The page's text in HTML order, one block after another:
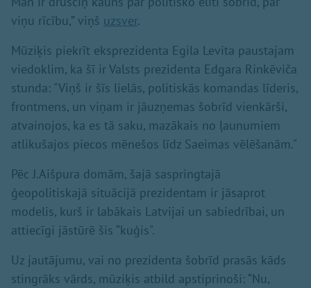
viņu rīcību,” viņš uzsver.
Mūziķis piekrīt eksprezidenta Egila Levita paustajam
viedoklim, ka šī ir Valsts prezidenta Edgara Rinkēviča
stunda: "Viņš ir šīs lielās, politiskās komandas līderis,
frontmens, un viņam ir jāuzņemas šobrīd vienkārši,
atvainojos, ka es tā saku, mazākais no ļaunumiem
atlikušajos piecos mēnešos līdz Saeimas vēlēšanām."
Pēc J.Aišpura domām, šajā saspringtajā
ģeopolitiskajā situācijā prezidentam ir jāsaprot
modelis, kurš ir labākais Latvijai un sabiedrībai, un
attiecīgi jāstūrē šis “kuģis".
Uz jautājumu, vai no prezidenta šobrīd prasās kāds
stingrāks vārds, mūziķis atbild apstiprinoši: “Nu,